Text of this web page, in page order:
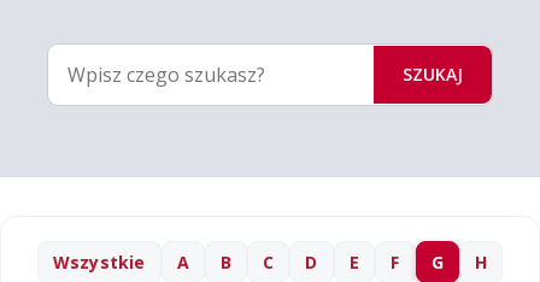
SZUKAJ
Wszystkie A B C D E F G
H